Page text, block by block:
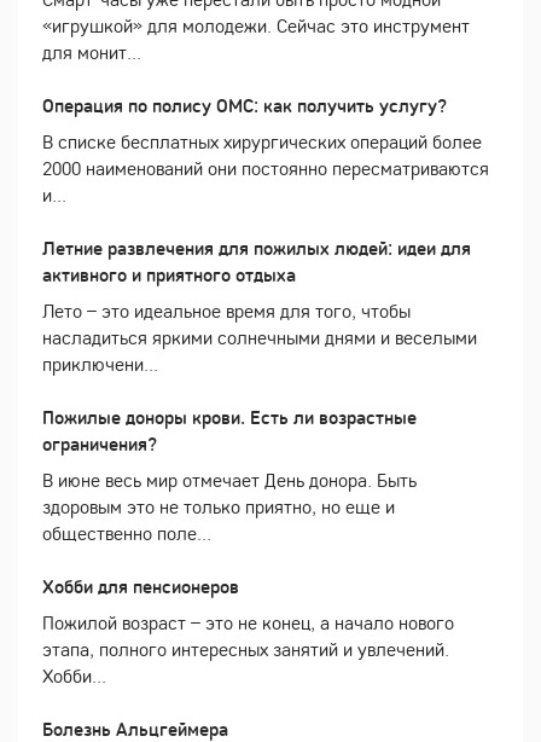
«игрушкой» для молодежи. Сейчас это инструмент
для монит...
Операция по полису ОМС: как получить услугу?
В списке бесплатных хирургических операций более
2000 наименований они постоянно пересматриваются
и...
Летние развлечения для пожилых людей: идеи для
активного и приятного отдыха
Лето – это идеальное время для того, чтобы
насладиться яркими солнечными днями и веселыми
приключени...
Пожилые доноры крови. Есть ли возрастные
ограничения?
В июне весь мир отмечает День донора. Быть
здоровым это не только приятно, но еще и
общественно поле...
Хобби для пенсионеров
Пожилой возраст – это не конец, а начало нового
этапа, полного интересных занятий и увлечений.
Хобби...
Болезнь Альцгеймера